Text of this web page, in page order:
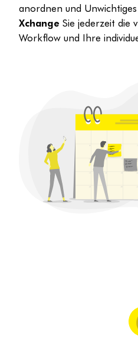
anordnen und
Xchange Sie jederzeit die
Workflow und Ihre